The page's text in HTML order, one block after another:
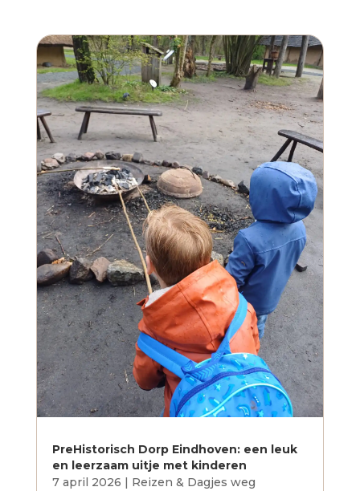
PreHistorisch Dorp Eindhoven: een leuk
en leerzaam uitje met kinderen
7 april 2026
Reizen & Dagjes weg